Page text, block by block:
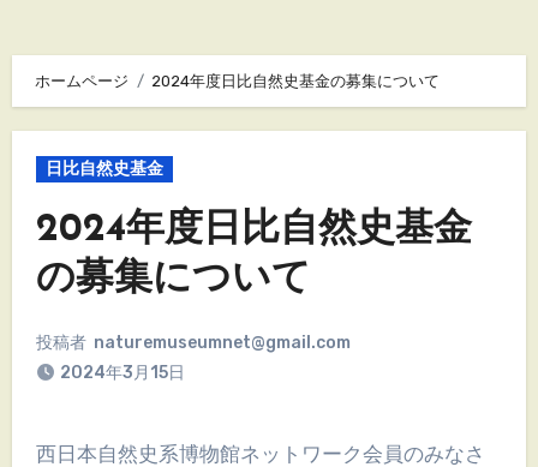
ホームページ 2024年度日比自然史基金の募集について
日比自然史基金
2024年度日比自然史基金
の募集について
投稿者 naturemuseumnet@gmail.com
2024年3月15日
西日本自然史系博物館ネットワーク会員のみなさ